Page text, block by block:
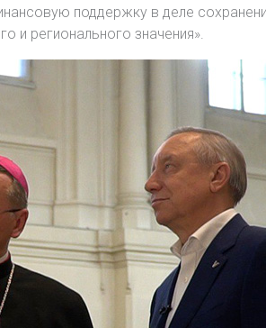
поддержку в деле
и регионального значения».